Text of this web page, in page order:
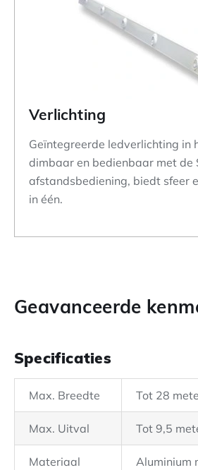
Verlichting
Geïntegreerde ledverlichting in
dimbaar en bedienbaar met de
afstandsbediening, biedt sfeer
in één.
Geavanceerde
Specificaties
Max. Breedte Tot 28
Max. Uitval Tot 9,5
Materiaal Aluminium